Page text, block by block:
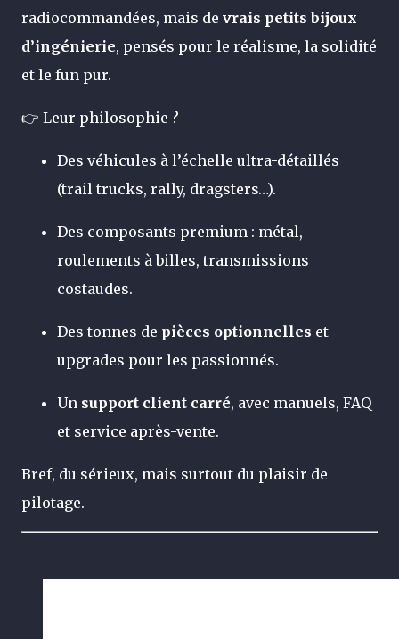
radiocommandées, mais de vrais petits bijoux
d’ingénierie, pensés pour le réalisme, la solidité
et le fun pur.
👉 Leur philosophie ?
Des véhicules à l’échelle ultra-détaillés
(trail trucks, rally, dragsters…).
Des composants premium : métal,
roulements à billes, transmissions
costaudes.
Des tonnes de pièces optionnelles et
upgrades pour les passionnés.
Un support client carré, avec manuels, FAQ
et service après-vente.
Bref, du sérieux, mais surtout du plaisir de
pilotage.